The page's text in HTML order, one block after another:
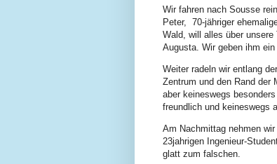
Wir fahren nach Sousse
Peter, 70-jähriger
Wald, will alles über
Augusta. Wir geben ihm ein
Weiter radeln wir entlang
Zentrum und den Rand der
aber keineswegs
freundlich und keineswegs
Am Nachmittag nehmen
23jahrigen Ingenieur-
glatt zum falschen.